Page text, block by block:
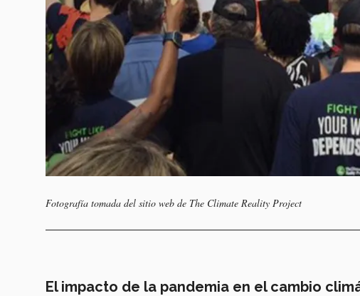
Fotografía tomada del sitio web de The Climate Reality Project
El impacto de la pandemia en el cambio